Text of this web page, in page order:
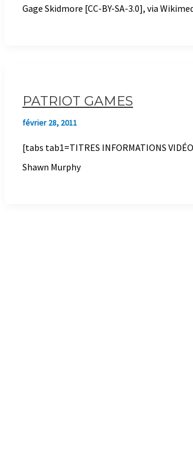
Gage Skidmore [CC-BY-SA-3.0], via
PATRIOT GAMES
février 28, 2011
[tabs tab1=TITRES INFORMATIONS
Shawn Murphy